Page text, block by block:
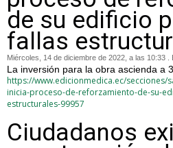
de su edificio
fallas
Miércoles, 14 de diciembre de 2022, a las 10:33 .
La inversión para la obra ascienda a
https://www.edicionmedica.ec/
inicia-proceso-de-reforzamiento-de-su-
estructurales-99957
Ciudadanos